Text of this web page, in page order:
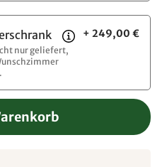
nur geliefert,
+ 249,00 €